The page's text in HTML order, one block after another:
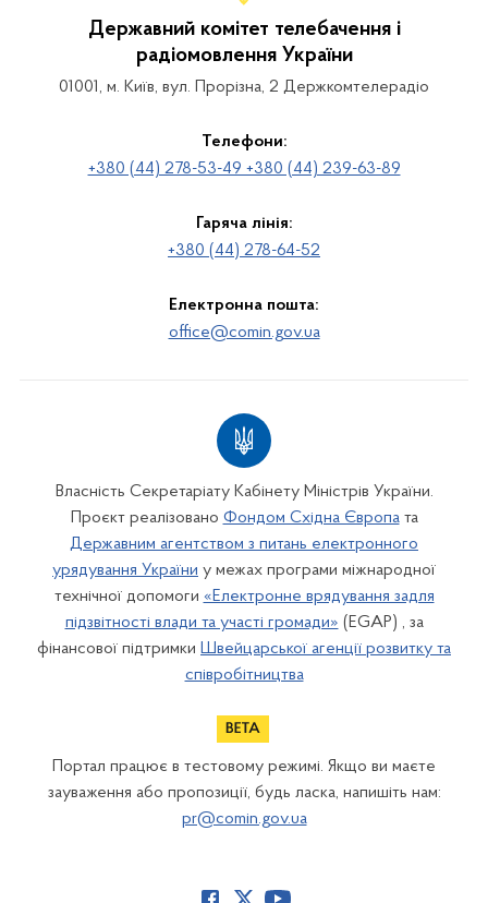
Державний комітет телебачення і
радіомовлення України
01001, м. Київ, вул. Прорізна, 2 Держкомтелерадіо
Телефони:
+380 (44) 278-53-49 +380 (44) 239-63-89
Гаряча лінія:
+380 (44) 278-64-52
Електронна пошта:
office@comin.gov.ua
Власність Секретаріату Кабінету Міністрів України.
Проєкт реалізовано Фондом Східна Європата
Державним агентством з питань електронного
урядування України у межах програми міжнародної
технічної допомоги «Електронне врядування задля
підзвітності влади та участі громади» (EGAP) , за
фінансової підтримки Швейцарської агенції розвитку та
співробітництва
Портал працює в тестовому режимі. Якщо ви маєте
зауваження або пропозиції, будь ласка, напишіть нам:
pr@comin.gov.ua